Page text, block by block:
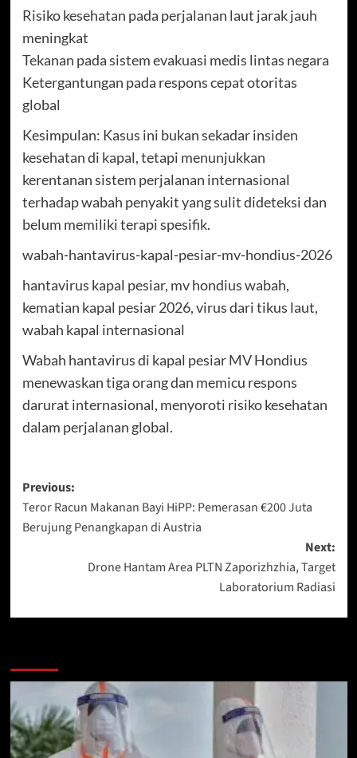
Risiko kesehatan pada perjalanan laut jarak jauh
meningkat
Tekanan pada sistem evakuasi medis lintas negara
Ketergantungan pada respons cepat otoritas
global
Kesimpulan: Kasus ini bukan sekadar insiden
kesehatan di kapal, tetapi menunjukkan
kerentanan sistem perjalanan internasional
terhadap wabah penyakit yang sulit dideteksi dan
belum memiliki terapi spesifik.
wabah-hantavirus-kapal-pesiar-mv-hondius-2026
hantavirus kapal pesiar, mv hondius wabah,
kematian kapal pesiar 2026, virus dari tikus laut,
wabah kapal internasional
Wabah hantavirus di kapal pesiar MV Hondius
menewaskan tiga orang dan memicu respons
darurat internasional, menyoroti risiko kesehatan
dalam perjalanan global.
Post
navigation
Previous:
Teror Racun Makanan Bayi HiPP: Pemerasan €200 Juta
Berujung Penangkapan di Austria
Next:
Drone Hantam Area PLTN Zaporizhzhia, Target
Laboratorium Radiasi